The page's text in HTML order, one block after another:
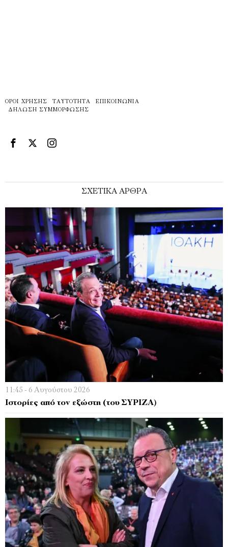
ΌΡΟΙ ΧΡΉΣΗΣ ΤΑΥΤΌΤΗΤΑ
ΕΠΙΚΟΙΝΩΝΊΑ
ΔΉΛΩΣΗ ΣΥΜΜΌΡΦΩΣΗΣ
ΣΧΕΤΙΚΑ ΑΡΘΡΑ
11:45 - 6 Αυγούστου 2026
Ιστορίες από τον εξώστη (του ΣΥΡΙΖΑ)